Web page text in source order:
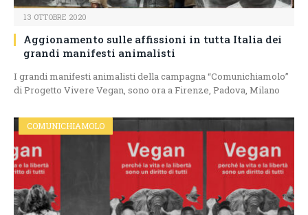
13 OTTOBRE 2020
Aggionamento sulle affissioni in tutta Italia dei
grandi manifesti animalisti
I grandi manifesti animalisti della campagna “Comunichiamolo”
di Progetto Vivere Vegan, sono ora a Firenze, Padova, Milano
COMUNICHIAMOLO